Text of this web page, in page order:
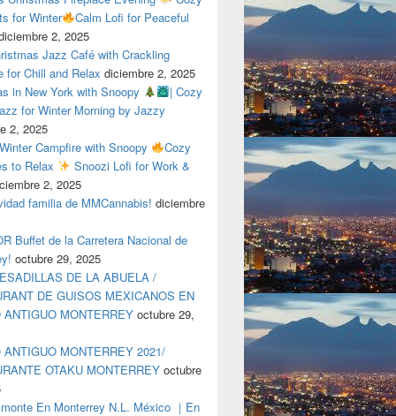
for Winter
Calm Lofi for Peaceful
2, 2025
Jazz Café with Crackling
for Chill and Relax diciembre 2, 2025
in New York with Snoopy
| Cozy
for Winter Morning by Jazzy
2, 2025
Campfire with Snoopy
Cozy
to Relax
Snoozi Lofi for Work &
2, 2025
familia de MMCannabis! diciembre
Buffet de la Carretera Nacional de
octubre 29, 2025
DE LA ABUELA /
DE GUISOS MEXICANOS EN
ANTIGUO MONTERREY octubre 29,
ANTIGUO MONTERREY 2021/
OTAKU MONTERREY octubre
En Monterrey N.L. México ｜En